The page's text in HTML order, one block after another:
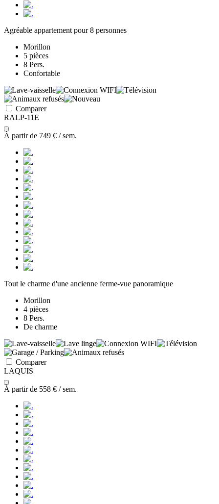
Agréable appartement pour 8 personnes
Morillon
5 pièces
8 Pers.
Confortable
Comparer
RALP-11E
À partir de 749 € / sem.
Tout le charme d'une ancienne ferme-vue panoramique
Morillon
4 pièces
8 Pers.
De charme
Comparer
LAQUIS
À partir de 558 € / sem.